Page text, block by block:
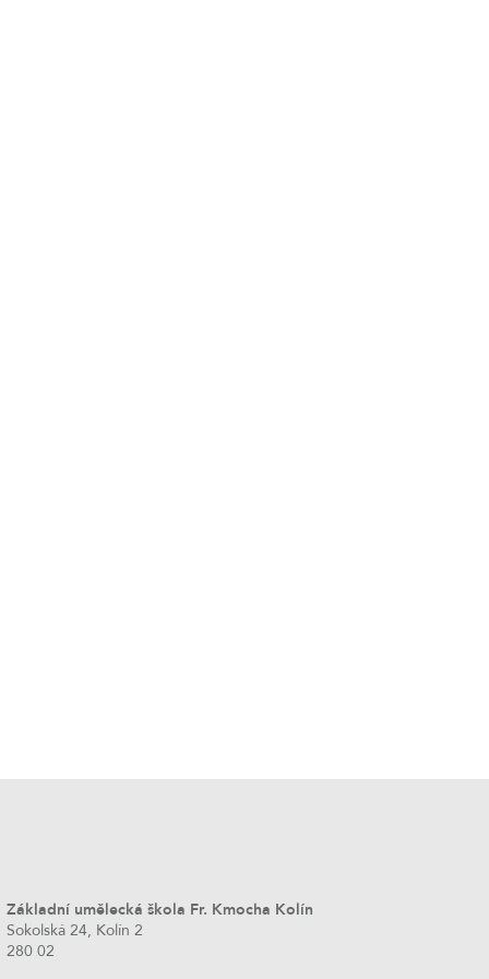
Základní umělecká škola Fr. Kmocha Kolín
Sokolská 24, Kolín 2
280 02